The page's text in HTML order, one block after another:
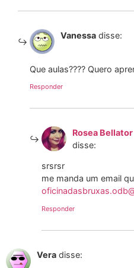
Vanessa disse:
Que aulas???? Quero
Responder
Rosea Bellator
disse:
srsrsr
me manda um email
Responder
Vera disse: